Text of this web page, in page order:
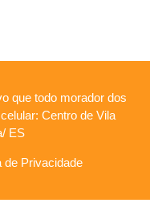
que todo morador dos
Centro de Vila
ES
de Privacidade